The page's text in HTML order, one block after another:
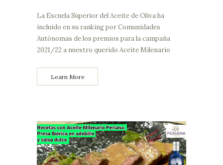
La Escuela Superior del Aceite de Oliva ha
incluido en su ranking por Comunidades
Autónomas de los premios para la campaña
2021/22 a nuestro querido Aceite Milenario
Learn More